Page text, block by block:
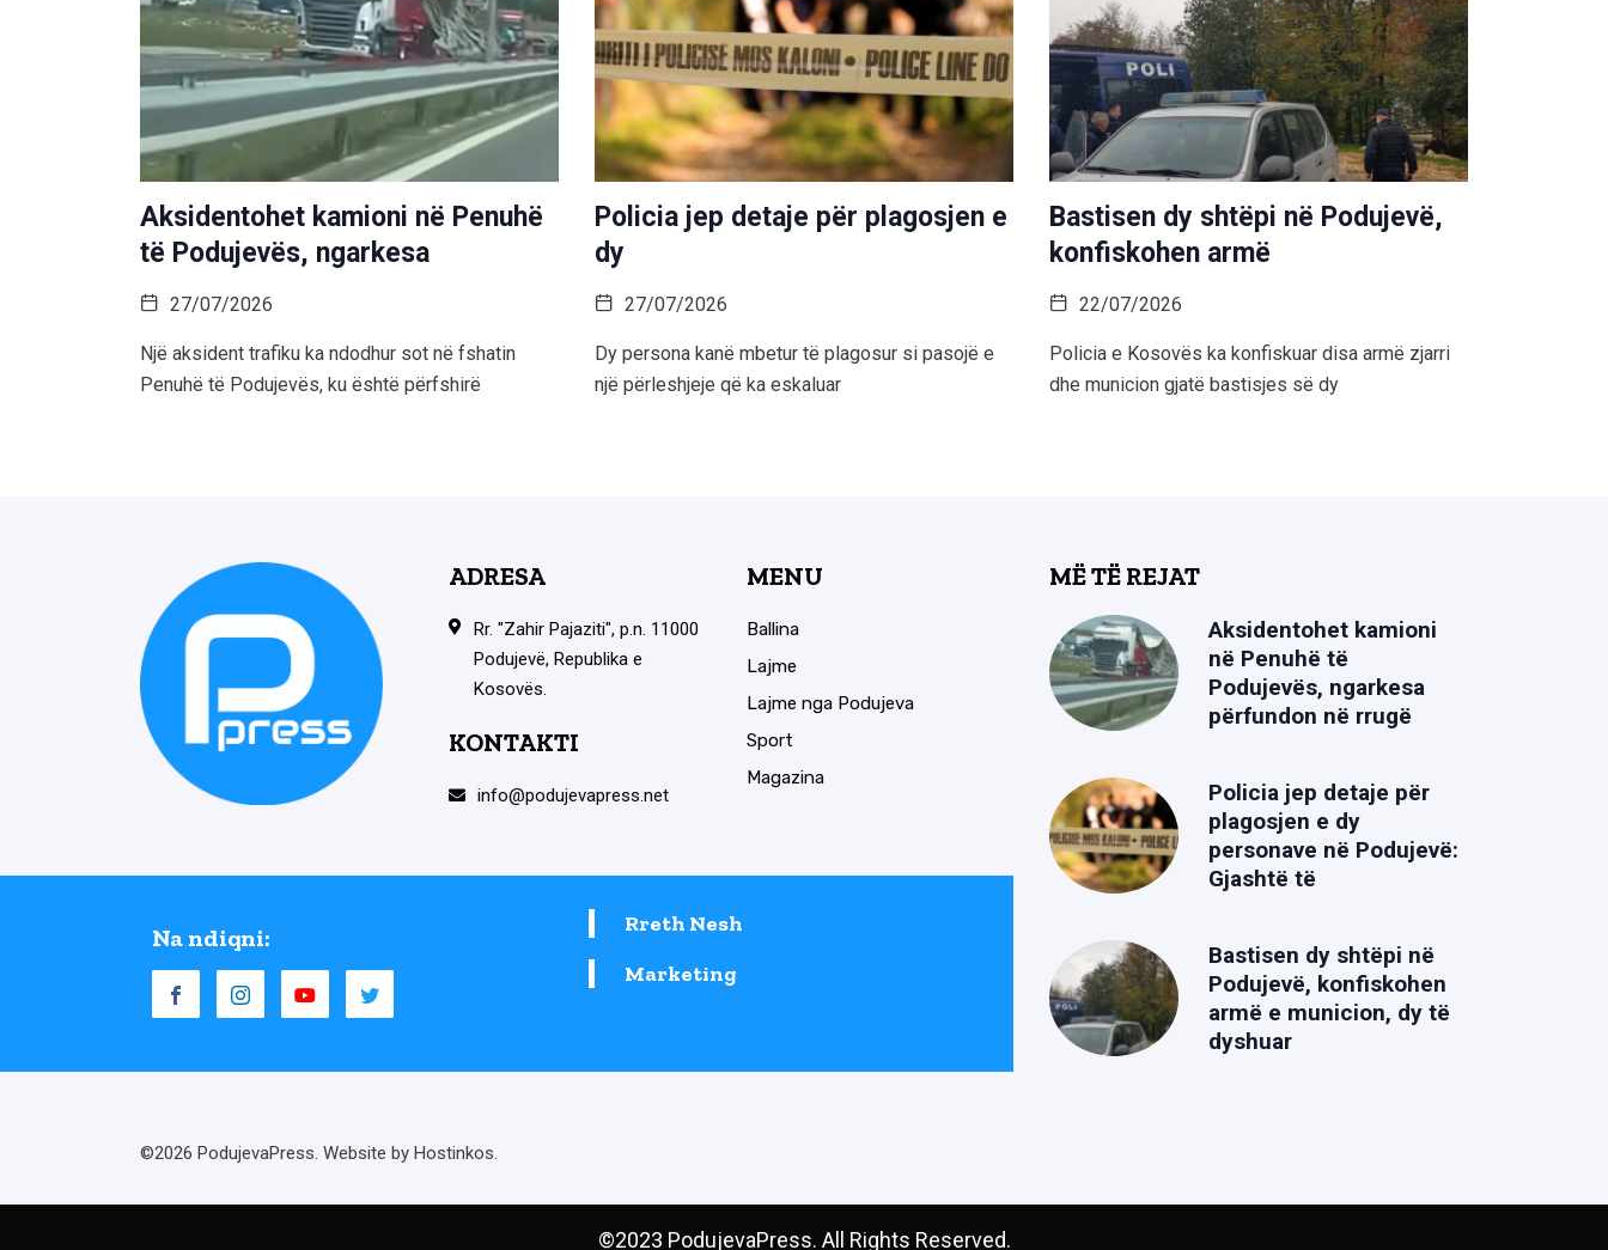
Aksidentohet kamioni në Penuhë
të Podujevës, ngarkesa
27/07/2026
Një aksident trafiku ka ndodhur sot në fshatin
Penuhë të Podujevës, ku është përfshirë
Policia jep detaje për plagosjen e
dy
27/07/2026
Dy persona kanë mbetur të plagosur si pasojë e
një përleshjeje që ka eskaluar
Bastisen dy shtëpi në Podujevë,
konfiskohen armë
22/07/2026
Policia e Kosovës ka konfiskuar disa armë zjarri
dhe municion gjatë bastisjes së dy
ADRESA
Rr. "Zahir Pajaziti", p.n. 11000
Podujevë, Republika e
Kosovës.
KONTAKTI
info@podujevapress.net
MENU
Ballina
Lajme
Lajme nga Podujeva
Sport
Magazina
Na ndiqni:
Rreth Nesh
Marketing
MË TË REJAT
Aksidentohet kamioni
në Penuhë të
Podujevës, ngarkesa
përfundon në rrugë
Policia jep detaje për
plagosjen e dy
personave në Podujevë:
Gjashtë të
Bastisen dy shtëpi në
Podujevë, konfiskohen
armë e municion, dy të
dyshuar
©2026 PodujevaPress. Website by Hostinkos.
©2023 PodujevaPress. All Rights Reserved.